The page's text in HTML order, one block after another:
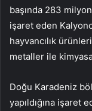
başında 283
işaret eden
hayvancılık
metaller ile
Doğu Karadeniz
yapıldığına işaret